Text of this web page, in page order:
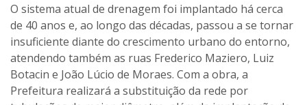
O sistema atual de drenagem foi implantado há cerca
de 40 anos e, ao longo das décadas, passou a se tornar
insuficiente diante do crescimento urbano do entorno,
atendendo também as ruas Frederico Maziero, Luiz
Botacin e João Lúcio de Moraes. Com a obra, a
Prefeitura realizará a substituição da rede por